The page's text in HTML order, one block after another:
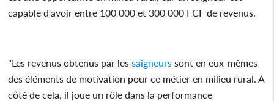
capable d'avoir entre 100 000 et 300 000 FCF de revenus.
"Les revenus obtenus par lessaigneurs sont en eux-mêmes
des éléments de motivation pour ce métier en milieu rural. A
côté de cela, il joue un rôle dans la performance